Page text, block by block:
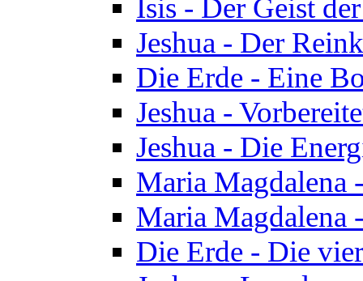
Isis - Der Geist
Jeshua - Der
Die Erde - Eine
Jeshua -
Jeshua - Die
Maria Magdalena
Maria Magdalena
Die Erde - Die